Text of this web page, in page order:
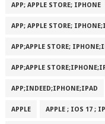
APP; APPLE STORE; IPHONE
APP; APPLE STORE;
APP;APPLE STORE;
APP;APPLE
APP;INDEED;IPHONE;IPAD
APPLE APPLE ; IOS 17 ;